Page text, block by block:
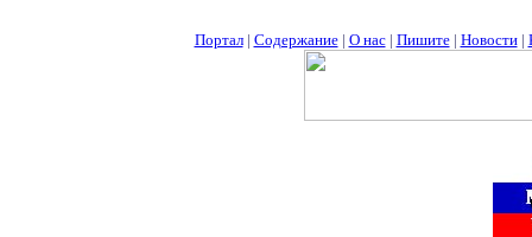
Портал| Содержание| О нас| Пишите| Новости|